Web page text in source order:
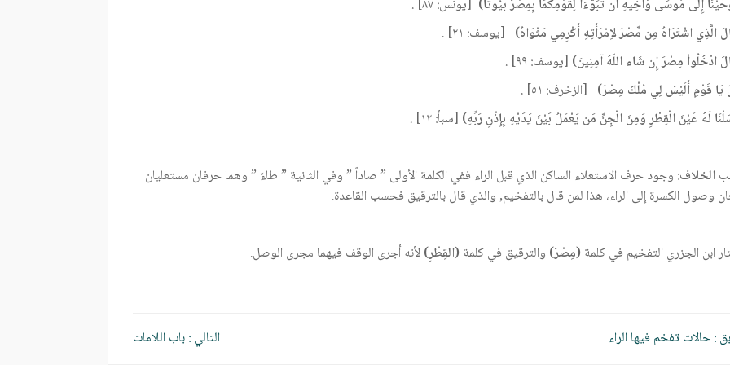
إِلَى مُوسَى وَأَخِيهِ أَن تَبَوَّءَا لِقَوْمِكُمَا بِمِصْرَ بُيُوتًا) [يونس: ٨٧] .
الَّذِي اشْتَرَاهُ مِن مِّصْرَ لاِمْرَأَتِهِ أَكْرِمِي مَثْوَاهُ) [يوسف: ٢١] .
ادْخُلُواْ مِصْرَ إِن شَاء اللّهُ آمِنِينَ) [يوسف: ٩٩] .
يَا قَوْمِ أَلَيْسَ لِي مُلْكُ مِصْرَ) [الزخرف: ٥١] .
لَهُ عَيْنَ الْقِطْرِ وَمِنَ الْجِنِّ مَن يَعْمَلُ بَيْنَ يَدَيْهِ بِإِذْنِ رَبِّهِ) [سبأ: ١٢] .
الخلاف: وجود حرف الاستعلاء الساكن الذي قبل الراء ففي الكلمة الأولى ” صاداً ” وفي الثانية ” طاءً ” وهما حرفان مستعليان
وصول الكسرة إلى الراء، هذا لمن قال بالتفخيم, والذي قال بالترقيق فحسب القاعدة.
ابن الجزري التفخيم في كلمة (مِصْرَ) والترقيق في كلمة (القِطْرِ)لأنه أجرى الوقف فيهما مجرى الوصل.
:حالات تفخم فيها الراء التالي :باب اللامات